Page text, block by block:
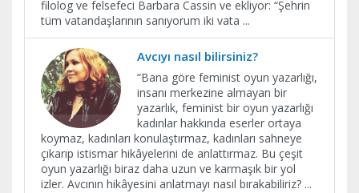
filolog ve felsefeci Barbara Cassin ve ekliyor: “Şehrin
tüm vatandaşlarının sanıyorum iki vata ...
Avcıyı nasıl bilirsiniz?
“Bana göre feminist oyun yazarlığı,
insanı merkezine almayan bir
yazarlık, feminist bir oyun yazarlığı
kadınlar hakkında eserler ortaya
koymaz, kadınları konulaştırmaz, kadınları sahneye
çıkarıp istismar hikâyelerini de anlattırmaz. Bu çeşit
oyun yazarlığı biraz daha uzun ve karmaşık bir yol
izler. Avcının hikâyesini anlatmayı nasıl bırakabiliriz? ...